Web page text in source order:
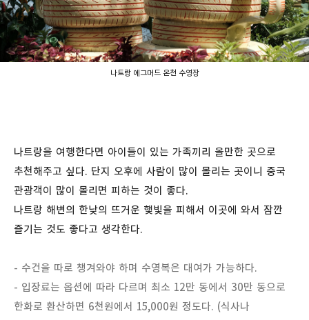
나트랑 에그머드 온천 수영장
나트랑을 여행한다면 아이들이 있는 가족끼리 올만한 곳으로
추천해주고 싶다. 단지 오후에 사람이 많이 몰리는 곳이니 중국
관광객이 많이 몰리면 피하는 것이 좋다.
나트랑 해변의 한낮의 뜨거운 햋빛을 피해서 이곳에 와서 잠깐
즐기는 것도 좋다고 생각한다.
- 수건을 따로 챙겨와야 하며 수영복은 대여가 가능하다.
- 입장료는 옵션에 따라 다르며 최소 12만 동에서 30만 동으로
한화로 환산하면 6천원에서 15,000원 정도다. (식사나